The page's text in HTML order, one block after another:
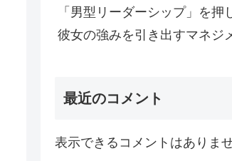
「男型リーダーシップ」を押
彼女の強みを引き出すマネジ
最近のコメント
表示できるコメントはありませ